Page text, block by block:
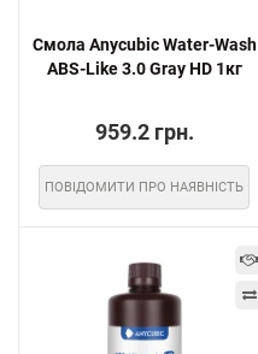
Смола Anycubic Water-Wash
ABS-Like 3.0 Gray HD 1кг
959.2 грн.
ПОВІДОМИТИ ПРО НАЯВНІСТЬ